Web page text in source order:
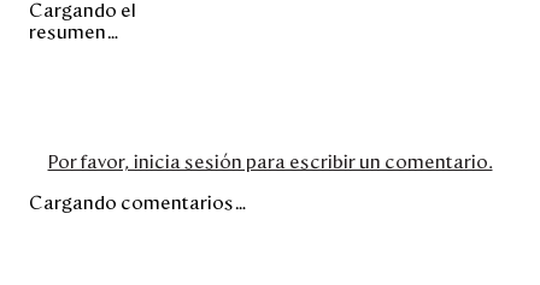
Cargando el
resumen…
Por favor, inicia sesión para escribir un comentario.
Cargando comentarios…